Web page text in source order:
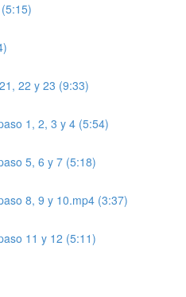
22 y 23 (9:33)
1, 2, 3 y 4 (5:54)
5, 6 y 7 (5:18)
8, 9 y 10.mp4 (3:37)
11 y 12 (5:11)